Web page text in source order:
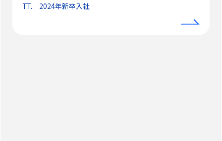
T.T. 2024年新卒入社